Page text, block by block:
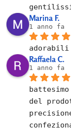
Marina F.
1 anno fa
adorabili
Raffaela C.
1 anno fa
del